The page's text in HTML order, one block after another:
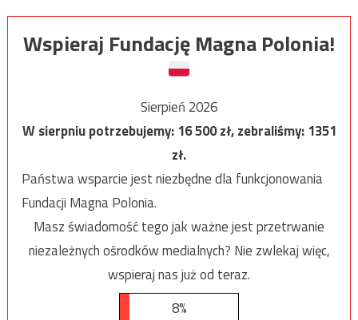
Wspieraj Fundację Magna Polonia!
Sierpień 2026
W sierpniu potrzebujemy:16 500zł, zebraliśmy:1351
zł.
Państwa wsparcie jest niezbędne dla funkcjonowania
Fundacji Magna Polonia.
Masz świadomość tego jak ważne jest przetrwanie
niezależnych ośrodków medialnych? Nie zwlekaj więc,
wspieraj nas już od teraz.
8%